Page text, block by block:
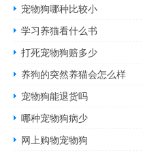
宠物狗哪种比较小
学习养猫看什么书
打死宠物狗赔多少
养狗的突然养猫会怎么样
宠物狗能退货吗
哪种宠物狗病少
网上购物宠物狗